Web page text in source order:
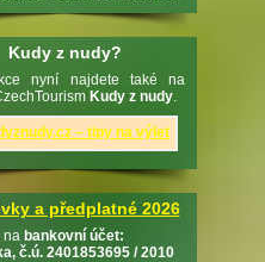
Kudy z nudy?
nyní najdete také na
Kudy z nudy
a předplatné 2026
na bankovní účet:
č.ú. 2401853695 / 2010